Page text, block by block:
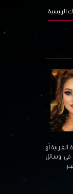
العربية أو
في وسائل